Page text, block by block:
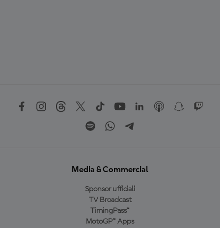
Media & Commercial
Sponsor ufficiali
TV Broadcast
TimingPass™
MotoGP™ Apps